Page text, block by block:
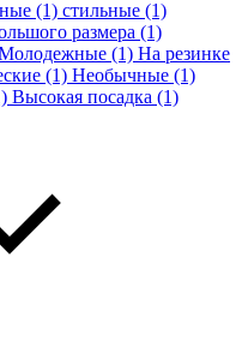
(1) стильные (1)
размера (1)
(1) На резинке
(1) Необычные (1)
Высокая посадка (1)